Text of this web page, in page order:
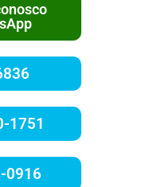
1751
0916